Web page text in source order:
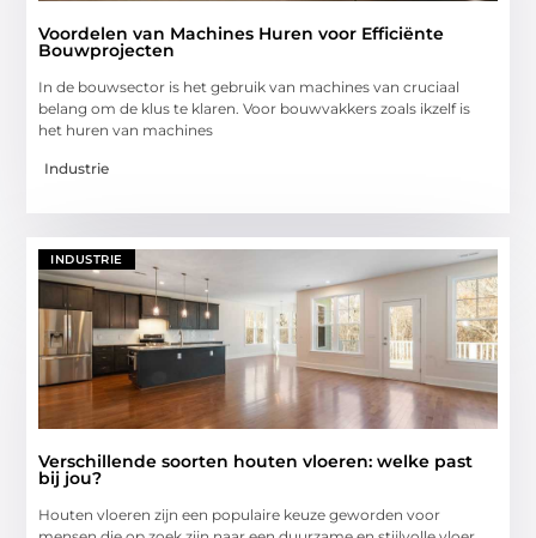
Voordelen van Machines Huren voor Efficiënte
Bouwprojecten
In de bouwsector is het gebruik van machines van cruciaal
belang om de klus te klaren. Voor bouwvakkers zoals ikzelf is
het huren van machines
Industrie
INDUSTRIE
Verschillende soorten houten vloeren: welke past
bij jou?
Houten vloeren zijn een populaire keuze geworden voor